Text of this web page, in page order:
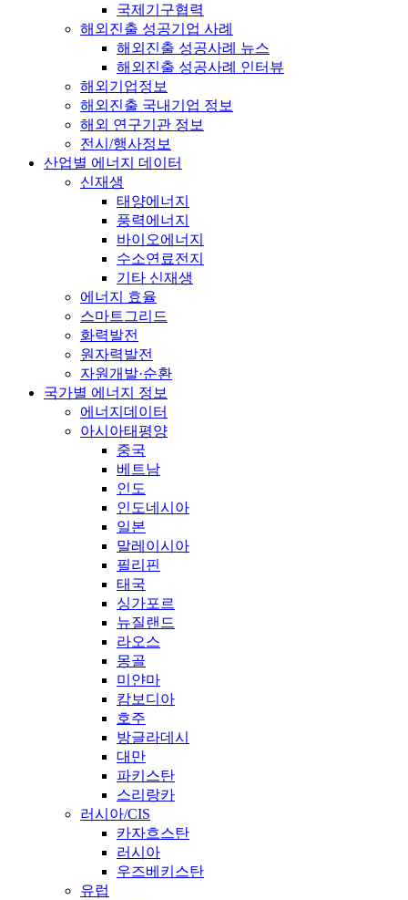
국제기구협력
해외진출 성공기업 사례
해외진출 성공사례 뉴스
해외진출 성공사례 인터뷰
해외기업정보
해외진출 국내기업 정보
해외 연구기관 정보
전시/행사정보
산업별 에너지 데이터
신재생
태양에너지
풍력에너지
바이오에너지
수소연료전지
기타 신재생
에너지 효율
스마트그리드
화력발전
원자력발전
자원개발·순환
국가별 에너지 정보
에너지데이터
아시아태평양
중국
베트남
인도
인도네시아
일본
말레이시아
필리핀
태국
싱가포르
뉴질랜드
라오스
몽골
미얀마
캄보디아
호주
방글라데시
대만
파키스탄
스리랑카
러시아/CIS
카자흐스탄
러시아
우즈베키스탄
유럽